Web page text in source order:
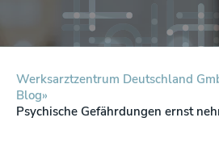
Werksarztzentrum Deutschland
Blog
Psychische Gefährdungen ernst